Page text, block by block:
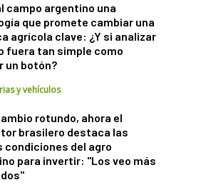
campo argentino una
que promete cambiar una
agrícola clave: ¿Y si analizar
fuera tan simple como
un botón?
y vehículos
rotundo, ahora el
brasilero destaca las
condiciones del agro
para invertir: "Los veo más